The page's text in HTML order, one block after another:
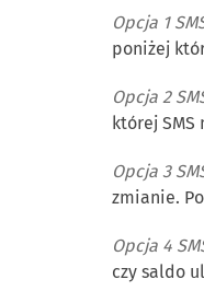
Opcja 1
poniżej
Opcja 2
której SMS
Opcja 3
zmianie.
Opcja 4
czy saldo